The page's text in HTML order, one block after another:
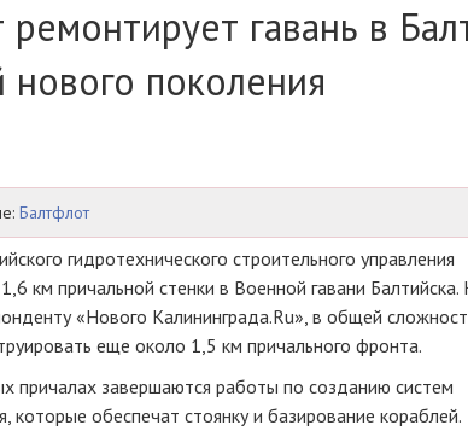
ремонтирует гавань в
нового поколения
Балтфлот
гидротехнического строительного управления
км причальной стенки в Военной гавани Балтийска.
«Нового Калининграда.Ru», в общей
еще около 1,5 км причального фронта.
причалах завершаются работы по созданию систем
которые обеспечат стоянку и базирование кораблей.